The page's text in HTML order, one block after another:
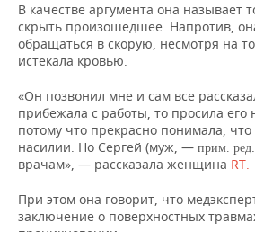
ОТКРЫТАЯ ЛЕКЦИЯ
БАСКЕТБОЛ
ВОЛЕЙБОЛ
КИБЕРСПОРТ
ФИГУРНОЕ КАТАНИЕ
ХОККЕЙ С МЯЧОМ
ИНФРАСТРУКТУРА
ИСТОРИЯ
КУЛЬТУРА
МЕДИЦИНА
ПРОИСШЕСТВИЯ
СПРАВОЧНИК
СПИСОК ПЕРСОН
СПИСОК КОМПАНИЙ
ПОЛНАЯ ВЕРСИЯ
В качестве аргумента она называет
скрыть произошедшее. Напротив,
обращаться в скорую, несмотря на
истекала кровью.
«Он позвонил мне и сам все
прибежала с работы, то просила его
потому что прекрасно понимала, что
насилии. Но Сергей (муж, — прим. ред
врачам», — рассказала женщина RT.
При этом она говорит, что
заключение о поверхностных